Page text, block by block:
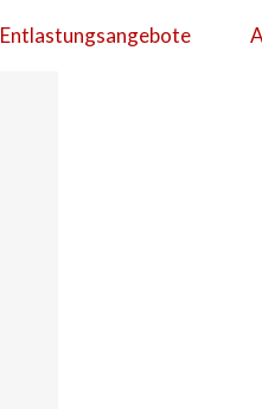
Entlastungsangebote